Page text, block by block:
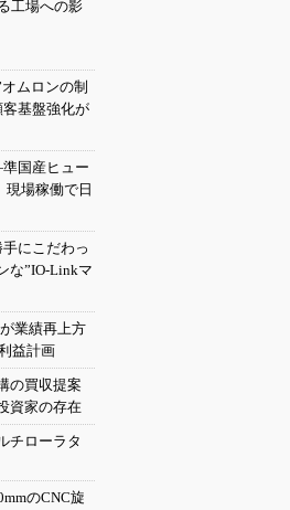
工場への影
ムロンの制
基盤強化が
国産ヒュー
現場稼働で日
にこだわっ
な”IO-Linkマ
業績再上方
益計画
の買収提案
資家の存在
チローラタ
のCNC旋